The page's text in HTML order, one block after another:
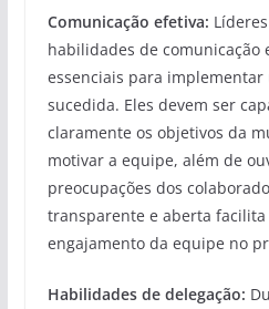
Comunicação efetiva:
habilidades de comunicação
essenciais para
sucedida. Eles devem ser
claramente os objetivos da
motivar a equipe, além de
preocupações dos
transparente e aberta facilita
engajamento da equipe no
Habilidades de delegação: